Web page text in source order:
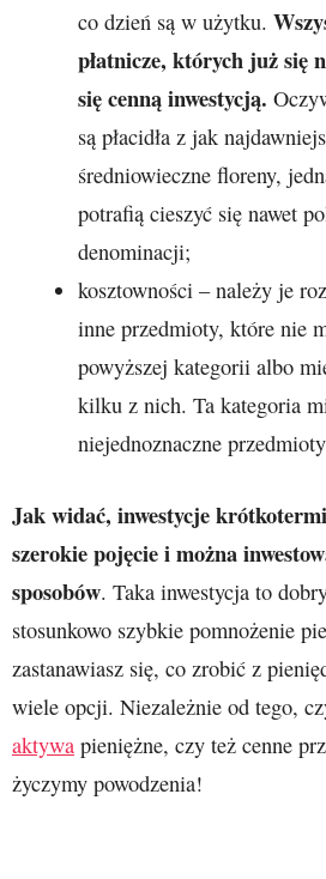
co dzień są w użytku.
płatnicze, których już się
się cenną inwestycją.
są płacidła z jak
średniowieczne floreny,
potrafią cieszyć się nawet
denominacji;
kosztowności – należy je
inne przedmioty, które nie
powyższej kategorii albo
kilku z nich. Ta kategoria
niejednoznaczne
Jak widać, inwestycje
szerokie pojęcie i można
sposobów. Taka inwestycja to
stosunkowo szybkie pomnożenie
zastanawiasz się, co zrobić z
wiele opcji. Niezależnie od tego,
aktywa pieniężne, czy też cenne
życzymy powodzenia!